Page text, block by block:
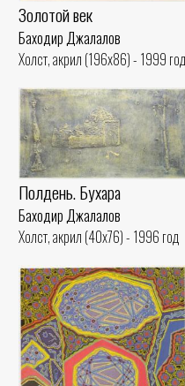
Золотой век
Баходир Джалалов
Холст, акрил (196x86) - 1999 год
Полдень. Бухара
Баходир Джалалов
Холст, акрил (40x76) - 1996 год